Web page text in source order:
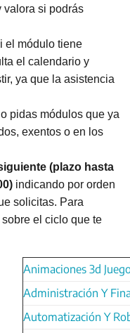
valora si podrás
el módulo tiene
el calendario y
ya que la asistencia
pidas módulos que ya
exentos o en los
(plazo hasta
indicando por orden
solicitas. Para
el ciclo que te
Animaciones 3d
Administración Y
Automatización Y